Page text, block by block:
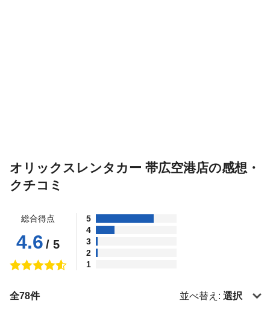
オリックスレンタカー 帯広空港店の感想・
クチコミ
総合得点
4.6 / 5
5
4
3
2
1
全78件 並べ替え: 選択